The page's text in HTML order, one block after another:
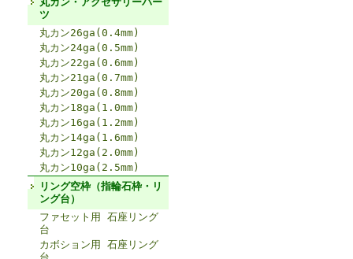
ツ
丸カン26ga(0.4mm)
丸カン24ga(0.5mm)
丸カン22ga(0.6mm)
丸カン21ga(0.7mm)
丸カン20ga(0.8mm)
丸カン18ga(1.0mm)
丸カン16ga(1.2mm)
丸カン14ga(1.6mm)
丸カン12ga(2.0mm)
丸カン10ga(2.5mm)
リング空枠（指輪石枠・リ
ング台）
ファセット用 石座リング
台
カボション用 石座リング